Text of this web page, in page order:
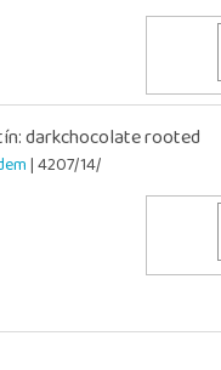
darkchocolate rooted
| 4207/14/